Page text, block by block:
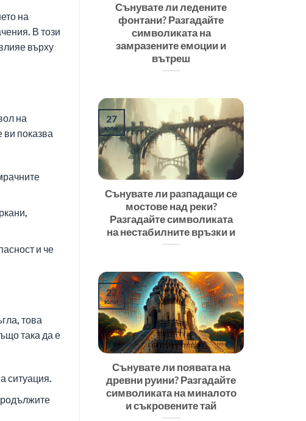
на
В този
върху
на
ви показва
и че
това
така да е
ситуация.
Сънувате ли ледените
фонтани? Разгадайте
символиката на
замразените емоции и
вътреш
Сънувате ли разпадащи се
мостове над реки?
Разгадайте символиката
на нестабилните връзки и
27
юли
Сънувате ли появата на
древни руини? Разгадайте
символиката на миналото
и съкровените тай
27
юли